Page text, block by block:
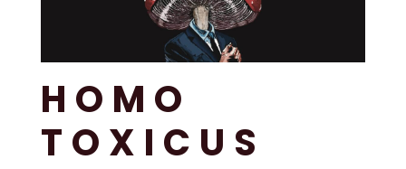
HOMO
TOXICUS